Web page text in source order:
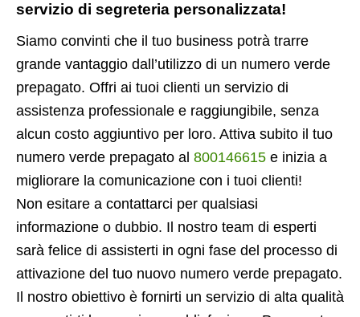
servizio di segreteria personalizzata!
Siamo convinti che il tuo business potrà trarre
grande vantaggio dall’utilizzo di un numero verde
prepagato. Offri ai tuoi clienti un servizio di
assistenza professionale e raggiungibile, senza
alcun costo aggiuntivo per loro. Attiva subito il tuo
numero verde prepagato al 800146615 e inizia a
migliorare la comunicazione con i tuoi clienti!
Non esitare a contattarci per qualsiasi
informazione o dubbio. Il nostro team di esperti
sarà felice di assisterti in ogni fase del processo di
attivazione del tuo nuovo numero verde prepagato.
Il nostro obiettivo è fornirti un servizio di alta qualità